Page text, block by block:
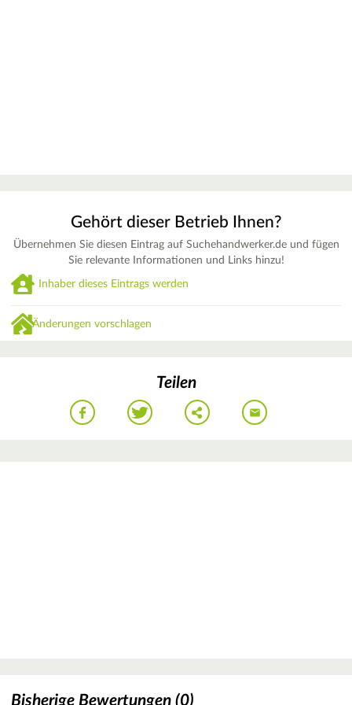
Gehört dieser Betrieb Ihnen?
Übernehmen Sie diesen Eintrag auf Suchehandwerker.de und fügen
Sie relevante Informationen und Links hinzu!
Inhaber dieses Eintrags werden
Änderungen vorschlagen
Teilen
Bisherige Bewertungen (0)